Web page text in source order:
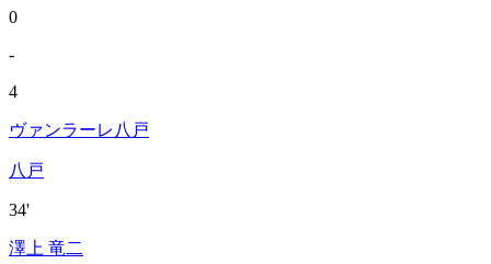
0
-
4
ヴァンラーレ八戸
八戸
34'
澤上 竜二